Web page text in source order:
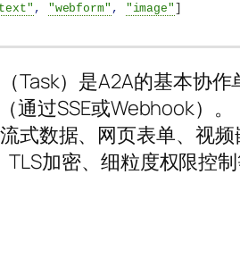
, "webform" , "image" ]
（Task）是A2A的基本协
过SSE或Webhook）。
式数据、网页表单、视
加密、细粒度权限控